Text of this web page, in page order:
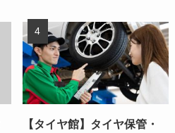
【タイヤ館】タイヤ保管・